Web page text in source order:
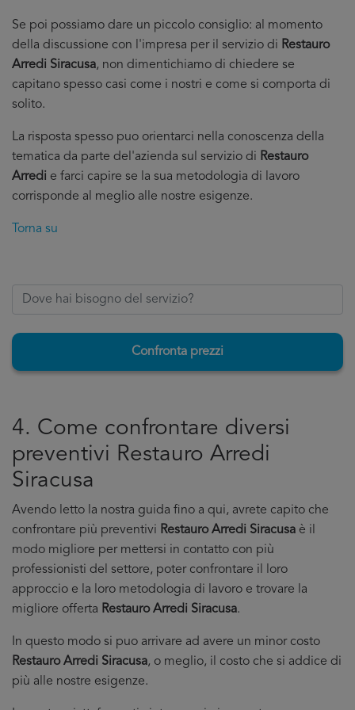
Se poi possiamo dare un piccolo consiglio: al momento
della discussione con l'impresa per il servizio di Restauro
Arredi Siracusa, non dimentichiamo di chiedere se
capitano spesso casi come i nostri e come si comporta di
solito.
La risposta spesso puo orientarci nella conoscenza della
tematica da parte del'azienda sul servizio di Restauro
Arredi e farci capire se la sua metodologia di lavoro
corrisponde al meglio alle nostre esigenze.
Torna su
Confronta prezzi
4. Come confrontare diversi
preventivi Restauro Arredi
Siracusa
Avendo letto la nostra guida fino a qui, avrete capito che
confrontare più preventivi Restauro Arredi Siracusa è il
modo migliore per mettersi in contatto con più
professionisti del settore, poter confrontare il loro
approccio e la loro metodologia di lavoro e trovare la
migliore offerta Restauro Arredi Siracusa.
In questo modo si puo arrivare ad avere un minor costo
Restauro Arredi Siracusa, o meglio, il costo che si addice di
più alle nostre esigenze.